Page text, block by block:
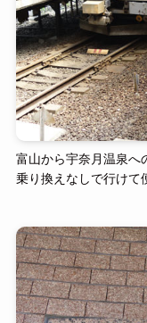
富山から宇奈月温泉へ
乗り換えなしで行けて